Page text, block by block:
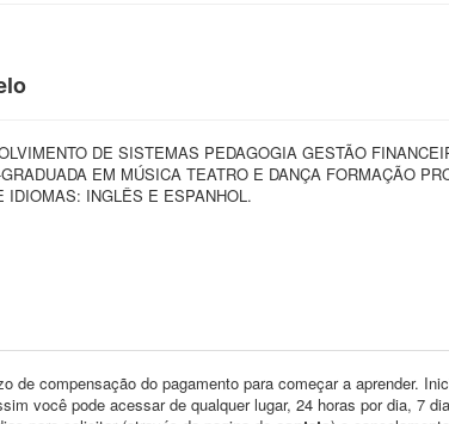
DE SISTEMAS PEDAGOGIA GESTÃO
EM MÚSICA TEATRO E DANÇA FORMAÇÃO
IDIOMAS: INGLÊS E ESPANHOL.
de compensação do pagamento para começar a aprender.
você pode acessar de qualquer lugar, 24 horas por dia, 7